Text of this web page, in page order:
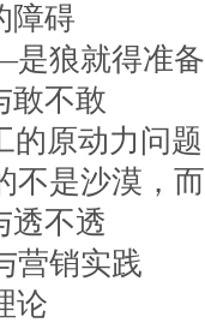
障碍
狼就得准备
敢不敢
的原动力问题
不是沙漠，
透不透
营销实践
论